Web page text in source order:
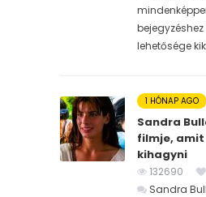
bejegyzéshez
lehetősége
1 HÓNAP AGO
Sandra
filmje, amit
kihagyni
132690
Sandra